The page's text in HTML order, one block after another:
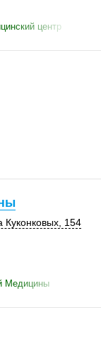
центр
Куконковых 154
Медицины